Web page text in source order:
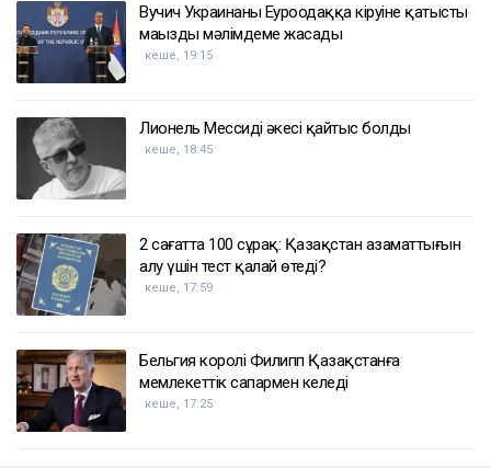
Вучич Украинаның Еуроодаққа кіруіне қатысты
маңызды мәлімдеме жасады
кеше, 19:15
Лионель Мессидің әкесі қайтыс болды
кеше, 18:45
2 сағатта 100 сұрақ: Қазақстан азаматтығын
алу үшін тест қалай өтеді?
кеше, 17:59
Бельгия королі Филипп Қазақстанға
мемлекеттік сапармен келеді
кеше, 17:25